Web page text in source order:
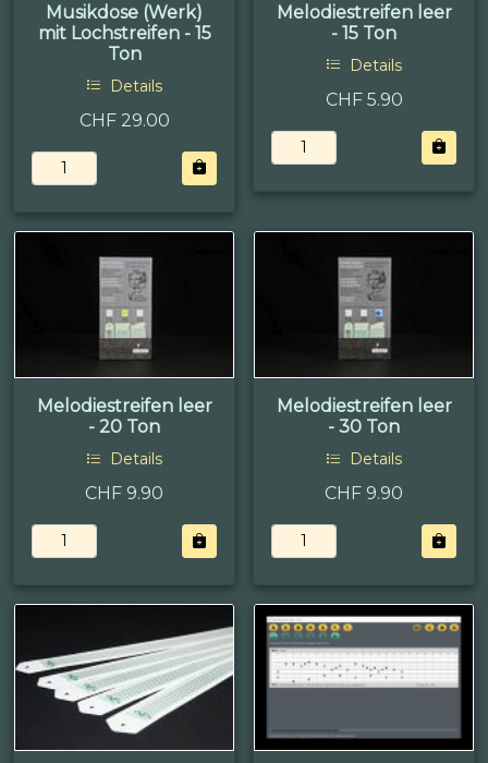
Musikdose (Werk)
mit Lochstreifen - 15
Ton
Details
CHF 29.00
Melodiestreifen leer
- 15 Ton
Details
CHF 5.90
Melodiestreifen leer
- 20 Ton
Details
CHF 9.90
Melodiestreifen leer
- 30 Ton
Details
CHF 9.90